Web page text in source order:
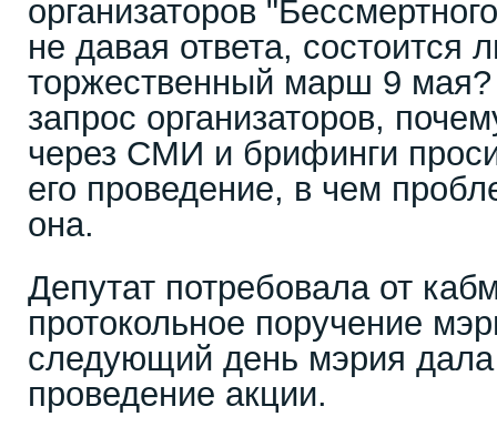
организаторов
не давая ответа, состоится
торжественный марш 9
запрос организаторов,
через СМИ и брифинги
его проведение, в чем
она.
Депутат потребовала от
протокольное поручение
следующий день мэрия
проведение акции.